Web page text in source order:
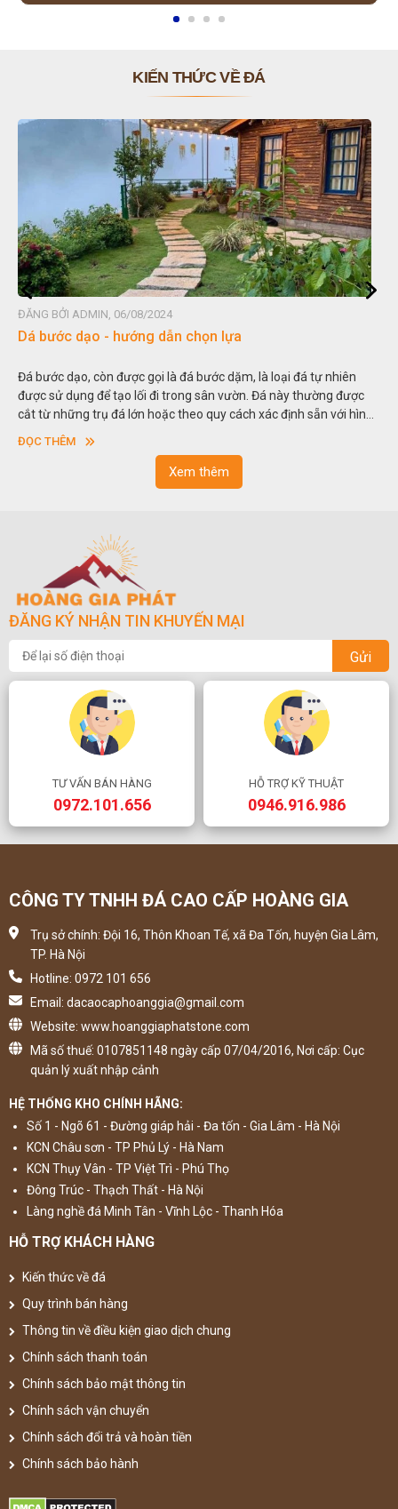
KIẾN THỨC VỀ ĐÁ
ĐĂNG BỞI ADMIN, 06/08/2024
Đá non bộ - cách lựa chọn non bộ đẹp
Hòn non bộ được biết đến là một nghệ thuật xây dựng, sắp đặt,
thu nhỏ, đưa mô hình những ngọn núi to lớn ngoài tự nhiên vào
trong các vườn cảnh. Hay nói một cách khác, người ta gọi là “giả
sơn”. Nghệ thuật hòn non bộ nhằm phục vụ cho mục đích thưởng
ngoạn và phong thủy trong cuộc sống.
ĐỌC THÊM
Xem thêm
ĐĂNG KÝ NHẬN TIN KHUYẾN MẠI
Gửi
TƯ VẤN BÁN HÀNG
0972.101.656
HỖ TRỢ KỸ THUẬT
0946.916.986
CÔNG TY TNHH ĐÁ CAO CẤP HOÀNG GIA
Trụ sở chính: Đội 16, Thôn Khoan Tế, xã Đa Tốn, huyện Gia Lâm,
TP. Hà Nội
Hotline: 0972 101 656
Email: dacaocaphoanggia@gmail.com
Website: www.hoanggiaphatstone.com
Mã số thuế: 0107851148 ngày cấp 07/04/2016, Nơi cấp: Cục
quản lý xuất nhập cảnh
HỆ THỐNG KHO CHÍNH HÃNG:
Số 1 - Ngõ 61 - Đường giáp hải - Đa tốn - Gia Lâm - Hà Nội
KCN Châu sơn - TP Phủ Lý - Hà Nam
KCN Thụy Vân - TP Việt Trì - Phú Thọ
Đông Trúc - Thạch Thất - Hà Nội
Làng nghề đá Minh Tân - Vĩnh Lộc - Thanh Hóa
HỖ TRỢ KHÁCH HÀNG
Kiến thức về đá
Quy trình bán hàng
Thông tin về điều kiện giao dịch chung
Chính sách thanh toán
Chính sách bảo mật thông tin
Chính sách vận chuyển
Chính sách đổi trả và hoàn tiền
Chính sách bảo hành